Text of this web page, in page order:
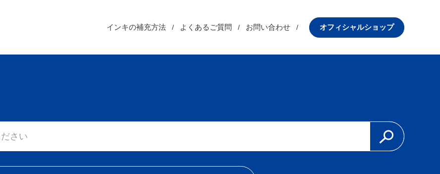
インキの補充方法 よくあるご質問 お問い合わせ オフィシャルショップ